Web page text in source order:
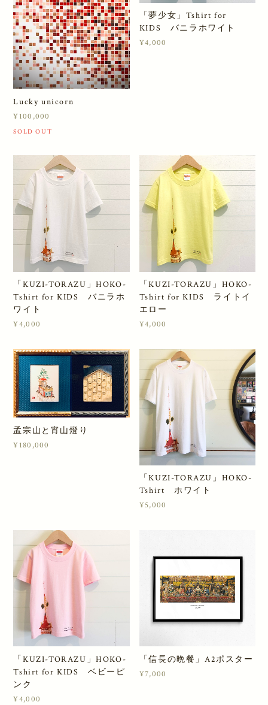
Lucky unicorn
¥100,000
SOLD OUT
「夢少女」Tshirt for
KIDS バニラホワイト
¥4,000
「KUZI-TORAZU」HOKO-
Tshirt for KIDS バニラホ
ワイト
¥4,000
「KUZI-TORAZU」HOKO-
Tshirt for KIDS ライトイ
エロー
¥4,000
孟宗山と宵山燈り
¥180,000
「KUZI-TORAZU」HOKO-
Tshirt ホワイト
¥5,000
「KUZI-TORAZU」HOKO-
Tshirt for KIDS ベビーピ
ンク
¥4,000
「信長の晩餐」A2ポスター
¥7,000